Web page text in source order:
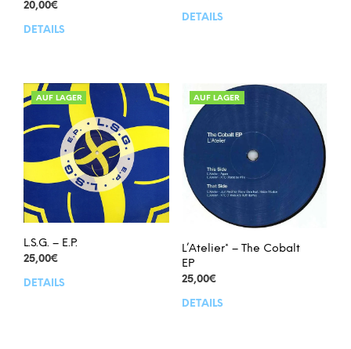
20,00€
DETAILS
DETAILS
AUF LAGER
L.S.G. – E.P.
25,00€
DETAILS
AUF LAGER
L’Atelier* – The Cobalt
EP
25,00€
DETAILS